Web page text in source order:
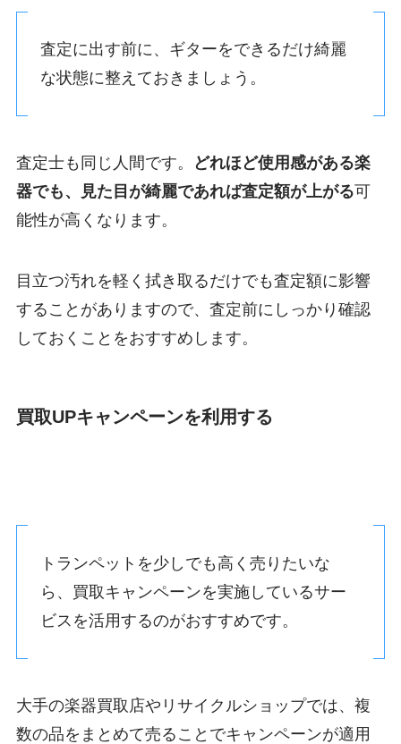
査定に出す前に、ギターをできるだけ綺麗
な状態に整えておきましょう。
査定士も同じ人間です。
どれほど使用感がある楽
器でも、見た目が綺麗であれば査定額が上がる可
能性が高くなります。
目立つ汚れを軽く拭き取るだけでも査定額に影響
することがありますので、査定前にしっかり確認
しておくことをおすすめします。
買取UPキャンペーンを利用する
トランペットを少しでも高く売りたいな
ら、買取キャンペーンを実施しているサー
ビスを活用するのがおすすめです。
大手の楽器買取店やリサイクルショップでは、複
数の品をまとめて売ることでキャンペーンが適用